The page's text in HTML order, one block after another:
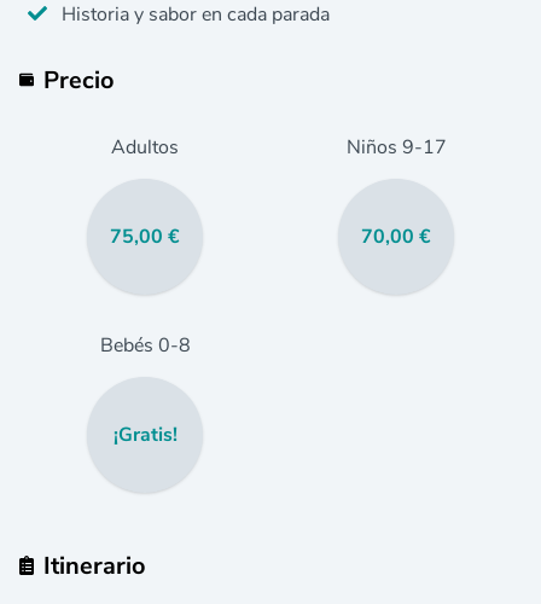
Historia y sabor en cada parada
Precio
Adultos
75,00 €
Niños 9-17
70,00 €
Bebés 0-8
¡Gratis!
Itinerario